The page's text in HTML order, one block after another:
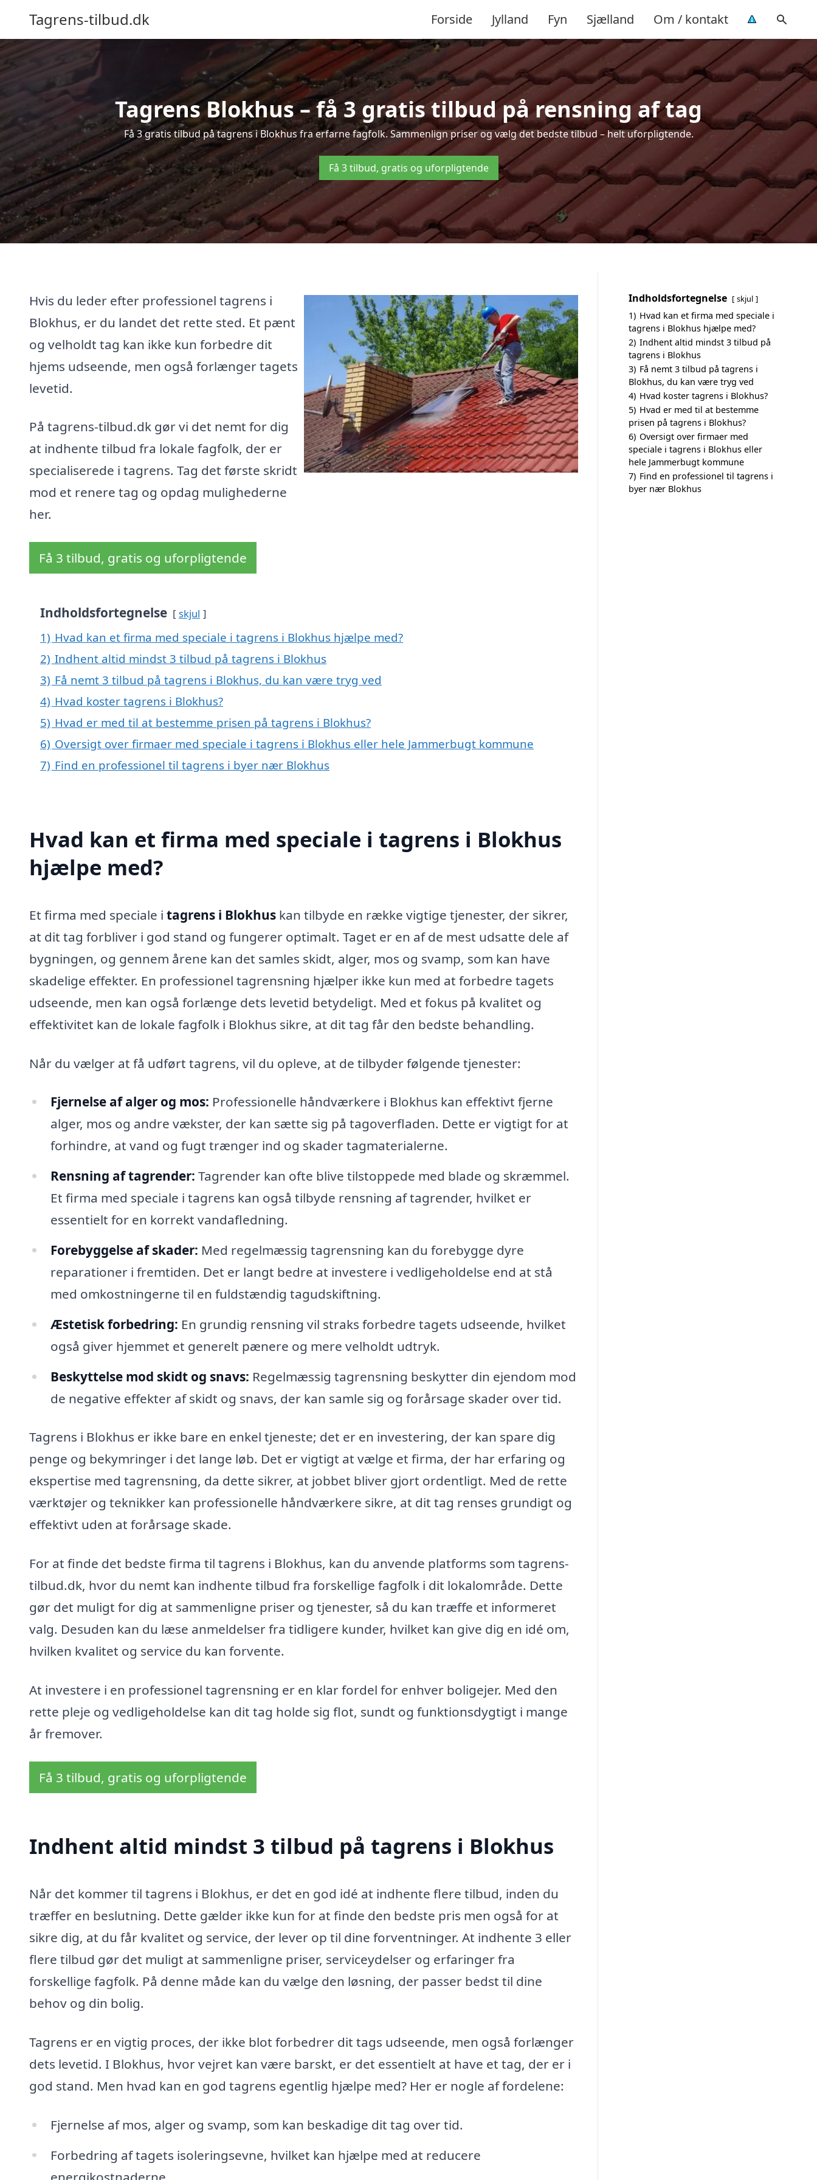
Tagrens-tilbud.dk Forside Jylland Fyn Sjælland Om / kontakt
Tagrens Blokhus – få 3 gratis tilbud på rensning af tag
Få 3 gratis tilbud på tagrens i Blokhus fra erfarne fagfolk. Sammenlign priser og vælg det bedste tilbud – helt uforpligtende.
Få 3 tilbud, gratis og uforpligtende
Hvis du leder efter professionel tagrens i
Blokhus, er du landet det rette sted. Et pænt
og velholdt tag kan ikke kun forbedre dit
hjems udseende, men også forlænger tagets
levetid.
På tagrens-tilbud.dk gør vi det nemt for dig
at indhente tilbud fra lokale fagfolk, der er
specialiserede i tagrens. Tag det første skridt
mod et renere tag og opdag mulighederne
her.
Få 3 tilbud, gratis og uforpligtende
Indholdsfortegnelse skjul
1) Hvad kan et firma med speciale i tagrens i Blokhus hjælpe med?
2) Indhent altid mindst 3 tilbud på tagrens i Blokhus
3) Få nemt 3 tilbud på tagrens i Blokhus, du kan være tryg ved
4) Hvad koster tagrens i Blokhus?
5) Hvad er med til at bestemme prisen på tagrens i Blokhus?
6) Oversigt over firmaer med speciale i tagrens i Blokhus eller hele Jammerbugt kommune
7) Find en professionel til tagrens i byer nær Blokhus
Hvad kan et firma med speciale i tagrens i Blokhus
hjælpe med?
Et firma med speciale i tagrens i Blokhus kan tilbyde en række vigtige tjenester, der sikrer,
at dit tag forbliver i god stand og fungerer optimalt. Taget er en af de mest udsatte dele af
bygningen, og gennem årene kan det samles skidt, alger, mos og svamp, som kan have
skadelige effekter. En professionel tagrensning hjælper ikke kun med at forbedre tagets
udseende, men kan også forlænge dets levetid betydeligt. Med et fokus på kvalitet og
effektivitet kan de lokale fagfolk i Blokhus sikre, at dit tag får den bedste behandling.
Når du vælger at få udført tagrens, vil du opleve, at de tilbyder følgende tjenester:
Fjernelse af alger og mos: Professionelle håndværkere i Blokhus kan effektivt fjerne
alger, mos og andre vækster, der kan sætte sig på tagoverfladen. Dette er vigtigt for at
forhindre, at vand og fugt trænger ind og skader tagmaterialerne.
Rensning af tagrender: Tagrender kan ofte blive tilstoppede med blade og skræmmel.
Et firma med speciale i tagrens kan også tilbyde rensning af tagrender, hvilket er
essentielt for en korrekt vandafledning.
Forebyggelse af skader: Med regelmæssig tagrensning kan du forebygge dyre
reparationer i fremtiden. Det er langt bedre at investere i vedligeholdelse end at stå
med omkostningerne til en fuldstændig tagudskiftning.
Æstetisk forbedring: En grundig rensning vil straks forbedre tagets udseende, hvilket
også giver hjemmet et generelt pænere og mere velholdt udtryk.
Beskyttelse mod skidt og snavs: Regelmæssig tagrensning beskytter din ejendom mod
de negative effekter af skidt og snavs, der kan samle sig og forårsage skader over tid.
Tagrens i Blokhus er ikke bare en enkel tjeneste; det er en investering, der kan spare dig
penge og bekymringer i det lange løb. Det er vigtigt at vælge et firma, der har erfaring og
ekspertise med tagrensning, da dette sikrer, at jobbet bliver gjort ordentligt. Med de rette
værktøjer og teknikker kan professionelle håndværkere sikre, at dit tag renses grundigt og
effektivt uden at forårsage skade.
For at finde det bedste firma til tagrens i Blokhus, kan du anvende platforms som tagrens-
tilbud.dk, hvor du nemt kan indhente tilbud fra forskellige fagfolk i dit lokalområde. Dette
gør det muligt for dig at sammenligne priser og tjenester, så du kan træffe et informeret
valg. Desuden kan du læse anmeldelser fra tidligere kunder, hvilket kan give dig en idé om,
hvilken kvalitet og service du kan forvente.
At investere i en professionel tagrensning er en klar fordel for enhver boligejer. Med den
rette pleje og vedligeholdelse kan dit tag holde sig flot, sundt og funktionsdygtigt i mange
år fremover.
Få 3 tilbud, gratis og uforpligtende
Indhent altid mindst 3 tilbud på tagrens i Blokhus
Når det kommer til tagrens i Blokhus, er det en god idé at indhente flere tilbud, inden du
træffer en beslutning. Dette gælder ikke kun for at finde den bedste pris men også for at
sikre dig, at du får kvalitet og service, der lever op til dine forventninger. At indhente 3 eller
flere tilbud gør det muligt at sammenligne priser, serviceydelser og erfaringer fra
forskellige fagfolk. På denne måde kan du vælge den løsning, der passer bedst til dine
behov og din bolig.
Tagrens er en vigtig proces, der ikke blot forbedrer dit tags udseende, men også forlænger
dets levetid. I Blokhus, hvor vejret kan være barskt, er det essentielt at have et tag, der er i
god stand. Men hvad kan en god tagrens egentlig hjælpe med? Her er nogle af fordelene:
Fjernelse af mos, alger og svamp, som kan beskadige dit tag over tid.
Forbedring af tagets isoleringsevne, hvilket kan hjælpe med at reducere
Indholdsfortegnelse skjul
1) Hvad kan et firma med speciale i
tagrens i Blokhus hjælpe med?
2) Indhent altid mindst 3 tilbud på
tagrens i Blokhus
3) Få nemt 3 tilbud på tagrens i
Blokhus, du kan være tryg ved
4) Hvad koster tagrens i Blokhus?
5) Hvad er med til at bestemme
prisen på tagrens i Blokhus?
6) Oversigt over firmaer med
speciale i tagrens i Blokhus eller
hele Jammerbugt kommune
7) Find en professionel til tagrens i
byer nær Blokhus